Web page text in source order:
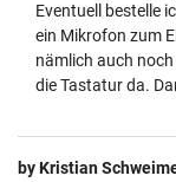
Eventuell bestelle
ein Mikrofon zum
nämlich auch
die Tastatur da.
by Kristian